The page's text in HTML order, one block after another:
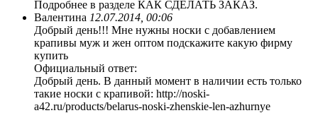
Подробнее в разделе КАК СДЕЛАТЬ ЗАКАЗ.
Валентина 12.07.2014, 00:06
Добрый день!!! Мне нужны носки с добавлением
крапивы муж и жен оптом подскажите какую фирму
купить
Официальный ответ:
Добрый день. В данный момент в наличии есть только
такие носки с крапивой: http://noski-
a42.ru/products/belarus-noski-zhenskie-len-azhurnye